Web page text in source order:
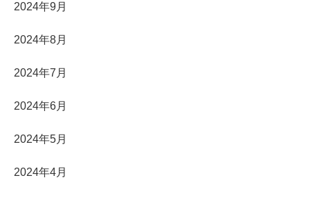
2024年9月
2024年8月
2024年7月
2024年6月
2024年5月
2024年4月